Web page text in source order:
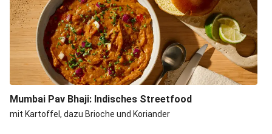
Mumbai Pav Bhaji: Indisches Streetfood
mit Kartoffel, dazu Brioche und Koriander